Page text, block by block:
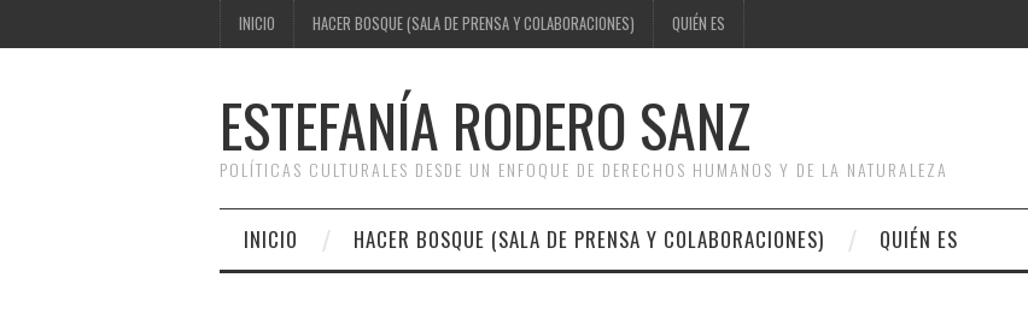
INICIO HACER BOSQUE (SALA DE PRENSA Y COLABORACIONES) QUIÉN ES
ESTEFANÍA RODERO SANZ
POLÍTICAS CULTURALES DESDE UN ENFOQUE DE DERECHOS HUMANOS Y DE LA NATURALEZA
INICIO HACER BOSQUE (SALA DE PRENSA Y COLABORACIONES) QUIÉN ES